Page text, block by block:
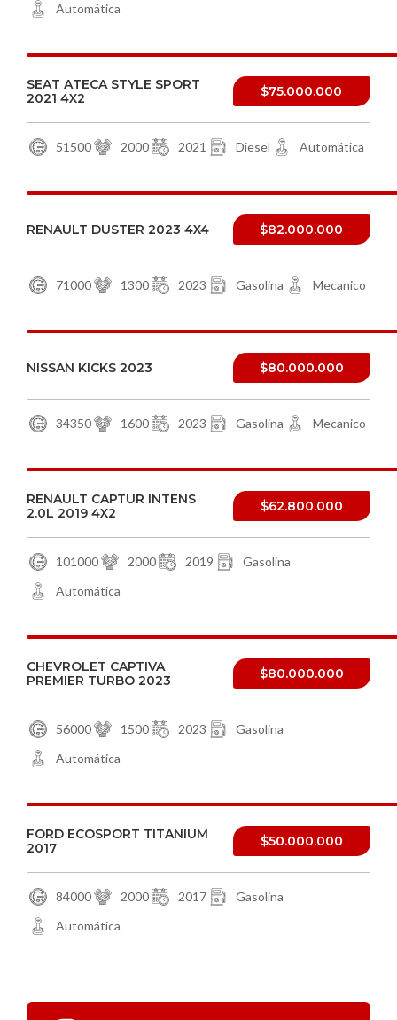
Automática
SEAT ATECA STYLE SPORT
2021 4X2
$75.000.000
51500 2000 2021 Diesel Automática
RENAULT DUSTER 2023 4X4 $82.000.000
71000 1300 2023 Gasolina Mecanico
NISSAN KICKS 2023 $80.000.000
34350 1600 2023 Gasolina Mecanico
RENAULT CAPTUR INTENS
2.0L 2019 4X2
$62.800.000
101000 2000 2019
Gasolina
Automática
CHEVROLET CAPTIVA
PREMIER TURBO 2023
$80.000.000
56000 1500 2023
Gasolina
Automática
FORD ECOSPORT TITANIUM
2017
$50.000.000
84000 2000 2017
Gasolina
Automática